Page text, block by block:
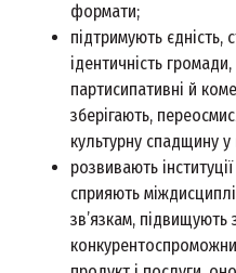
формати;
підтримують єдність,
ідентичність
партисипативні й
зберігають,
культурну спадщину у
розвивають
сприяють
зв’язкам, підвищують